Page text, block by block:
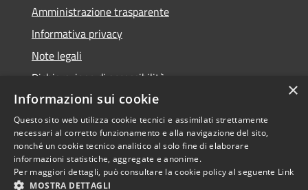
Amministrazione trasparente
Informativa privacy
Note legali
Dichiarazione di accessibilità
RSS
Accessibilità
Privacy
Copyright © 2026 • Comune di
Scarperia e San Piero •
Powered byMunicipium•
×
Informazioni sui cookie
Questo sito web utilizza cookie tecnici e assimilati strettamente
necessari al corretto funzionamento e alla navigazione del sito,
nonché un cookie tecnico analitico al solo fine di elaborare
informazioni statistiche, aggregate e anonime.
Per maggiori dettagli, può consultare la cookie policy al seguente Link
MOSTRA DETTAGLI